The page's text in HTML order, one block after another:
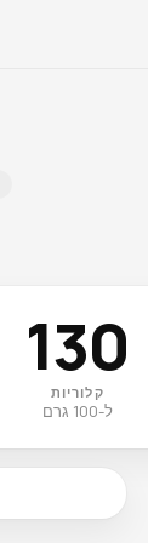
130
קלוריות
ל-100 גרם